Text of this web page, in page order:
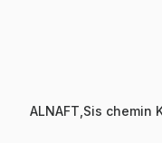
ALNAFT,Sis chemin